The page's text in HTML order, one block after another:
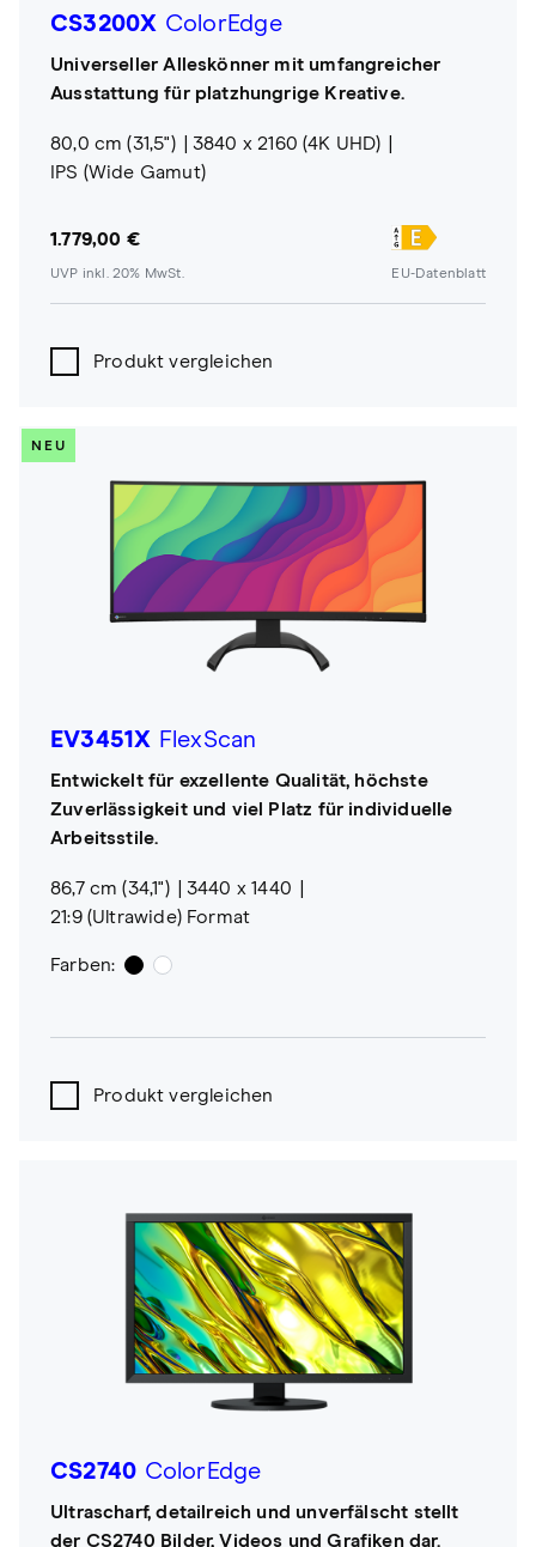
CS3200X ColorEdge
Universeller Alleskönner mit umfangreicher
Ausstattung für platzhungrige Kreative.
80,0 cm (31,5")
3840 x 2160 (4K UHD)
IPS (Wide Gamut)
1.779,00 €
UVP inkl. 20% MwSt. EU-Datenblatt
Produkt vergleichen
NEU
EV3451X FlexScan
Entwickelt für exzellente Qualität, höchste
Zuverlässigkeit und viel Platz für individuelle
Arbeitsstile.
86,7 cm (34,1")
3440 x 1440
21:9 (Ultrawide) Format
Farben:
Produkt vergleichen
CS2740 ColorEdge
Ultrascharf, detailreich und unverfälscht stellt
der CS2740 Bilder, Videos und Grafiken dar.